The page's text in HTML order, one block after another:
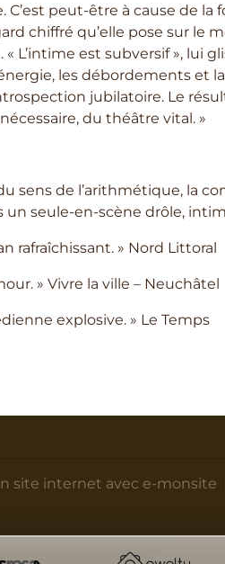
peut-être à cause de la
chiffré qu’elle pose sur le
L’intime est subversif », lui
les débordements et
jubilatoire. Le
du théâtre vital. »
sens de l’arithmétique, la
un seule-en-scène drôle,
rafraîchissant. » Nord Littoral
» Vivre la ville – Neuchâtel
explosive. » Le Temps
site internet avec e-monsite